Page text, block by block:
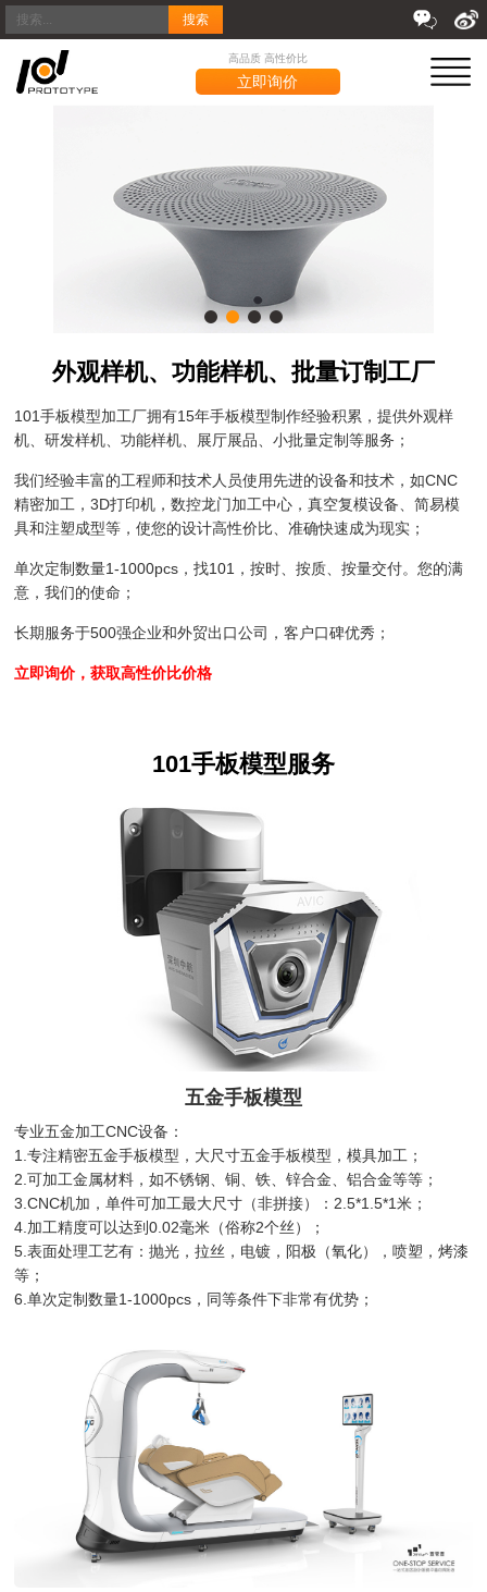
搜索
高品质 高性价比
立即询价
外观样机、功能样机、批量订制工厂
101手板模型加工厂拥有15年手板模型制作经验积累，提供外观样
机、研发样机、功能样机、展厅展品、小批量定制等服务；
我们经验丰富的工程师和技术人员使用先进的设备和技术，如CNC
精密加工，3D打印机，数控龙门加工中心，真空复模设备、简易模
具和注塑成型等，使您的设计高性价比、准确快速成为现实；
单次定制数量1-1000pcs，找101，按时、按质、按量交付。您的满
意，我们的使命；
长期服务于500强企业和外贸出口公司，客户口碑优秀；
立即询价，获取高性价比价格
101手板模型服务
五金手板模型
专业五金加工CNC设备：
1.专注精密五金手板模型，大尺寸五金手板模型，模具加工；
2.可加工金属材料，如不锈钢、铜、铁、锌合金、铝合金等等；
3.CNC机加，单件可加工最大尺寸（非拼接）：2.5*1.5*1米；
4.加工精度可以达到0.02毫米（俗称2个丝）；
5.表面处理工艺有：抛光，拉丝，电镀，阳极（氧化），喷塑，烤漆
等；
6.单次定制数量1-1000pcs，同等条件下非常有优势；